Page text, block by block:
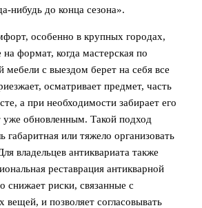
нибудь до конца сезона».
особенно в крупных городах,
формат, когда мастерская по
мебели с выездом берет на себя все
осматривает предмет, часть
а при необходимости забирает его
уже обновленным. Такой подход
габаритная или тяжело организовать
владельцев антиквариата также
реставрация антикварной
снижает риски, связанные с
вещей, и позволяет согласовывать